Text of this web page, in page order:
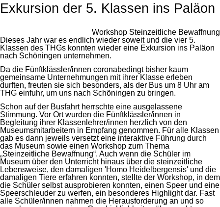
Exkursion der 5. Klassen ins Paläon
Workshop Steinzeitliche Bewaffnung
Dieses Jahr war es endlich wieder soweit und die vier 5.
Klassen des THGs konnten wieder eine Exkursion ins Paläon
nach Schöningen unternehmen.
Da die Fünftklässler/innen coronabedingt bisher kaum
gemeinsame Unternehmungen mit ihrer Klasse erleben
durften, freuten sie sich besonders, als der Bus um 8 Uhr am
THG einfuhr, um uns nach Schöningen zu bringen.
Schon auf der Busfahrt herrschte eine ausgelassene
Stimmung. Vor Ort wurden die Fünftklässler/innen in
Begleitung ihrer Klassenlehrer/innen herzlich von den
Museumsmitarbeitern in Empfang genommen. Für alle Klassen
gab es dann jeweils versetzt eine interaktive Führung durch
das Museum sowie einen Workshop zum Thema
„Steinzeitliche Bewaffnung“. Auch wenn die Schüler im
Museum über den Unterricht hinaus über die steinzeitliche
Lebensweise, den damaligen 'Homo Heidelbergensis' und die
damaligen Tiere erfahren konnten, stellte der Workshop, in dem
die Schüler selbst ausprobieren konnten, einen Speer und eine
Speerschleuder zu werfen, ein besonderes Highlight dar. Fast
alle Schüler/innen nahmen die Herausforderung an und so